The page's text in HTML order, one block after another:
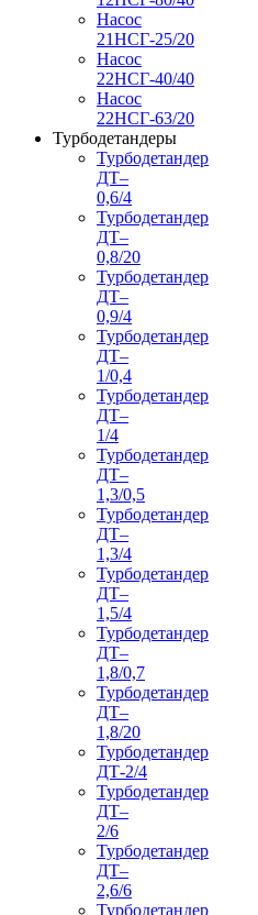
Насос
21НСГ-25/20
Насос
22НСГ-40/40
Насос
22НСГ-63/20
Турбодетандеры
Турбодетандер
ДТ–
0,6/4
Турбодетандер
ДТ–
0,8/20
Турбодетандер
ДТ–
0,9/4
Турбодетандер
ДТ–
1/0,4
Турбодетандер
ДТ–
1/4
Турбодетандер
ДТ–
1,3/0,5
Турбодетандер
ДТ–
1,3/4
Турбодетандер
ДТ–
1,5/4
Турбодетандер
ДТ–
1,8/0,7
Турбодетандер
ДТ–
1,8/20
Турбодетандер
ДТ-2/4
Турбодетандер
ДТ–
2/6
Турбодетандер
ДТ–
2,6/6
Турбодетандер